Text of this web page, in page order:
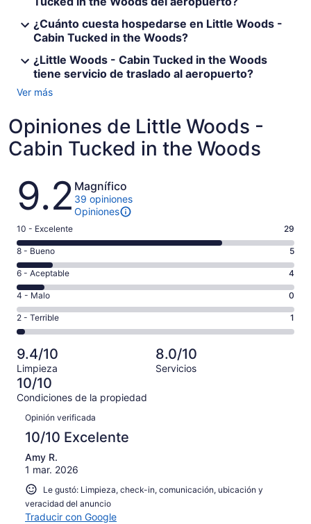
¿Cuánto cuesta hospedarse en Little Woods -
Cabin Tucked in the Woods?
¿Little Woods - Cabin Tucked in the Woods
tiene servicio de traslado al aeropuerto?
Ver más
Opiniones de Little Woods -
Cabin Tucked in the Woods
Opiniones
9.2 Magnífico
39 opiniones
Opiniones
Puntuación
de
10,
es
decir,
Excelente.
Basada
en
de
39
opiniones
10 - Excelente 29
Puntuación
de
8,
es
decir,
Bueno.
Basada
en
5
de
39
opiniones
8 - Bueno 5
Puntuación
de
6,
es
decir,
Basada
en
4
de
39
opiniones
6 - Aceptable 4
Puntuación
de
4,
es
decir,
Malo.
Basada
en
de
39
opiniones
4 - Malo 0
Puntuación
de
2,
es
decir,
Terrible.
Basada
en
de
39
opiniones
2 - Terrible 1
9.4/10
Limpieza
8.0/10
Servicios
10/10
Condiciones de la propiedad
Opiniones
Opinión verificada
10/10 Excelente
Amy R.
1 mar. 2026
Le gustó: Limpieza, check-in, comunicación, ubicación y
veracidad del anuncio
Traducir con Google